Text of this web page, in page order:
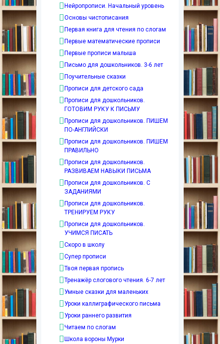
Нейропрописи. Начальный уровень
Основы чистописания
Первая книга для чтения по слогам
Первые математические прописи
Первые прописи малыша
Письмо для дошкольников. 3-6 лет
Поучительные сказки
Прописи для детского сада
Прописи для дошкольников.
ГОТОВИМ РУКУ К ПИСЬМУ
Прописи для дошкольников. ПИШЕМ
ПО-АНГЛИЙСКИ
Прописи для дошкольников. ПИШЕМ
ПРАВИЛЬНО
Прописи для дошкольников.
РАЗВИВАЕМ НАВЫКИ ПИСЬМА
Прописи для дошкольников. С
ЗАДАНИЯМИ
Прописи для дошкольников.
ТРЕНИРУЕМ РУКУ
Прописи для дошкольников.
УЧИМСЯ ПИСАТЬ
Скоро в школу
Супер прописи
Твоя первая пропись
Тренажёр слогового чтения. 6-7 лет
Умные сказки для маленьких
Уроки каллиграфического письма
Уроки раннего развития
Читаем по слогам
Школа вороны Мурки